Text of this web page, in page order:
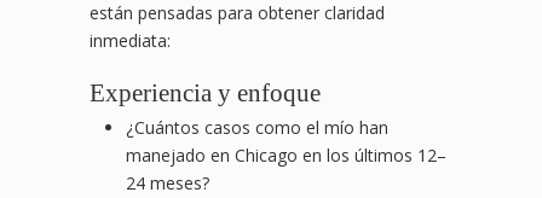
están pensadas para obtener claridad
inmediata:
Experiencia y enfoque
¿Cuántos casos como el mío han
manejado en Chicago en los últimos 12–
24 meses?